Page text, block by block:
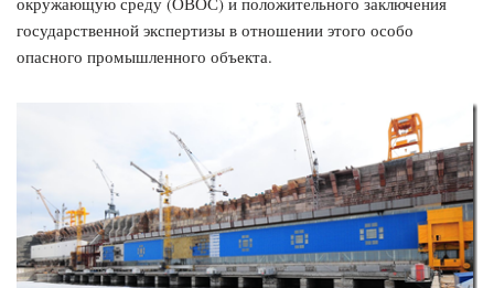
государственной экспертизы в отношении этого особо
опасного промышленного объекта.